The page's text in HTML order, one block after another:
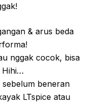
& arus beda
nggak cocok, bisa
Hihi…
sebelum beneran
LTspice atau